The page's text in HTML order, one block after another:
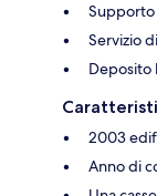
Supporto
Servizio
Deposito
2003
Anno di